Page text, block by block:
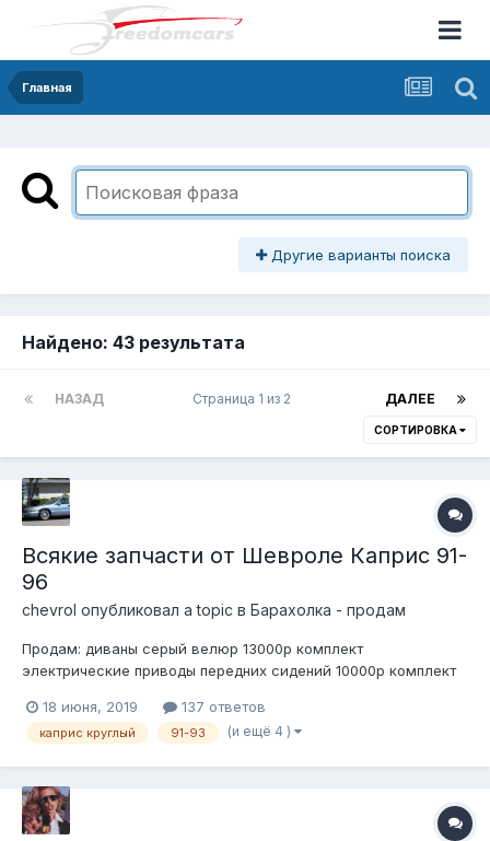
Главная
Другие варианты поиска
Найдено: 43 результата
НАЗАД ДАЛЕЕ
Страница 1 из 2
СОРТИРОВКА
Всякие запчасти от Шевроле Каприс 91-
96
chevrol опубликовал a topic в Барахолка - продам
Продам: диваны серый велюр 13000р комплект
электрические приводы передних сидений 10000р комплект
навески тби л03/л05 легковые кронштейны навески тби л03/
л05 клапанные крышки центрболт - много разных (все сток)
18 июня, 2019 137 ответов
каприс круглый 91-93 (и ещё 4 )